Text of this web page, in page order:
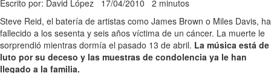
Escrito por: David López 17/04/2010 2 minutos
Steve Reid, el batería de artistas como James Brown o Miles Davis, ha
fallecido a los sesenta y seis años víctima de un cáncer. La muerte le
sorprendió mientras dormía el pasado 13 de abril. La música está de
luto por su deceso y las muestras de condolencia ya le han
llegado a la familia.